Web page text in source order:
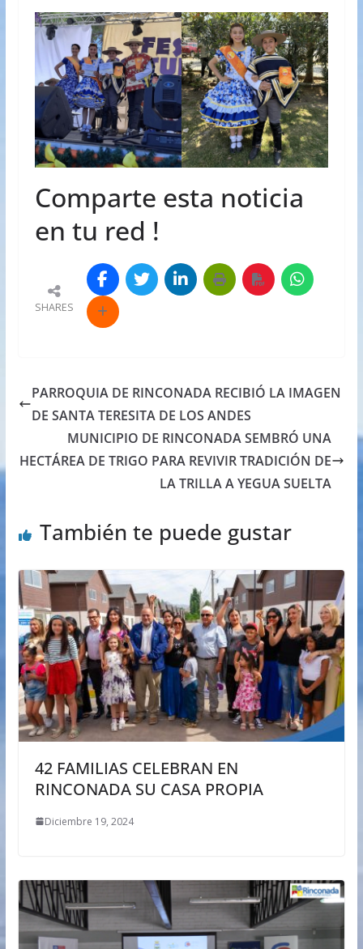
Comparte esta noticia
en tu red !
SHARES
PARROQUIA DE RINCONADA RECIBIÓ LA IMAGEN
DE SANTA TERESITA DE LOS ANDES
MUNICIPIO DE RINCONADA SEMBRÓ UNA
HECTÁREA DE TRIGO PARA REVIVIR TRADICIÓN DE
LA TRILLA A YEGUA SUELTA
También te puede gustar
42 FAMILIAS CELEBRAN EN
RINCONADA SU CASA PROPIA
Diciembre 19, 2024